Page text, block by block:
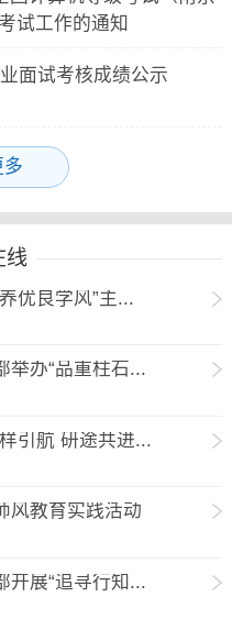
试工作的通知
面试考核成绩公示
多
线
优良学风”主...
举办“品重柱石...
引航 研途共进...
风教育实践活动
开展“追寻行知...